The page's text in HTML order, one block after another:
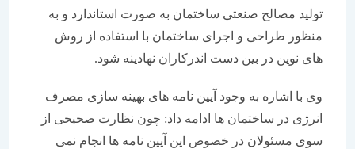
تولید مصالح صنعتی ساختمان به صورت استاندارد و به
منظور طراحی و اجرای ساختمان با استفاده از روش
های نوین در بین دست اندرکاران نهادینه شود.
وی با اشاره به وجود آیین نامه های بهینه سازی مصرف
انرژی در ساختمان ها ادامه داد: چون نظارت صحیحی از
سوی مسئولان در خصوص این آیین نامه ها انجام نمی